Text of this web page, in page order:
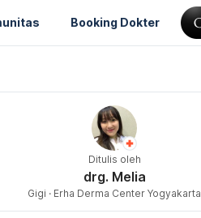
Booking Dokter
Ditulis oleh
drg. Melia
Gigi · Erha Derma Center Yogyakarta